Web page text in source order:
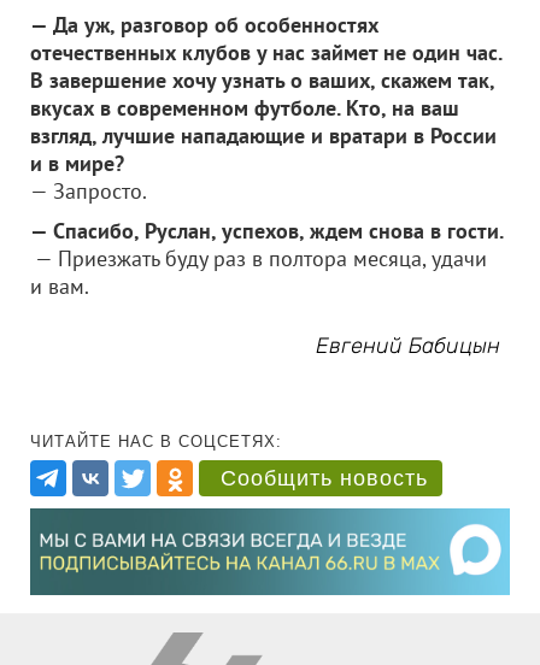
— Да уж, разговор об особенностях
отечественных клубов у нас займет не один час.
В завершение хочу узнать о ваших, скажем так,
вкусах в современном футболе. Кто, на ваш
взгляд, лучшие нападающие и вратари в России
и в мире?
— Запросто.
— Спасибо, Руслан, успехов, ждем снова в гости.
— Приезжать буду раз в полтора месяца, удачи
и вам.
Евгений Бабицын
ЧИТАЙТЕ НАС В СОЦСЕТЯХ:
Сообщить новость